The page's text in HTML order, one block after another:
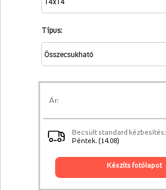
Típus:
Ár:
Becsült standard kézbesítés:
Péntek. (14.08)
készíts fotólapot